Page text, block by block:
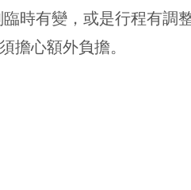
時有變，或是行程有調
擔心額外負擔。